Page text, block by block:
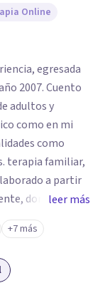
Online
egresada
2007. Cuento
adultos y
como en mi
como
terapia familiar,
a partir
donde
la orientación de
amplios y
de cada
leer más
+7 más